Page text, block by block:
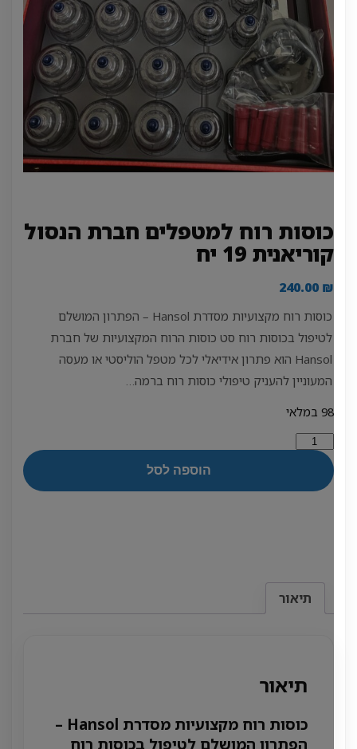
כוסות רוח למטפלים חברת הנסול
קוריאנית 19 יח
240.00
כוסות רוח מקצועיות מסדרת Hansol – הפתרון המושלם
לטיפול בכוסות רוח סט כוסות הרוח המקצועיות של חברת
Hansol הוא פתרון אידיאלי לכל מטפל הוליסטי או מעסה
המעוניין להעניק טיפולי כוסות רוח ברמה…
כמות
כוסות
הוספה לסל
תיאור
תיאור
כוסות רוח מקצועיות מסדרת Hansol –
הפתרון המושלם לטיפול בכוסות רוח